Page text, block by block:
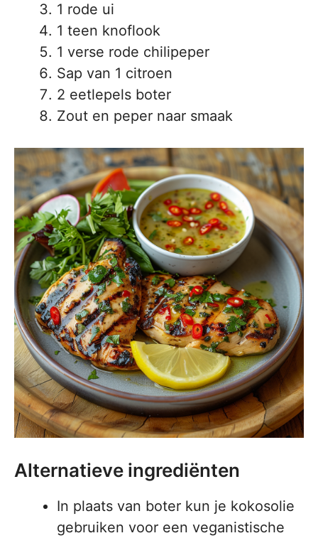
1 rode ui
1 teen knoflook
1 verse rode chilipeper
Sap van 1 citroen
2 eetlepels boter
Zout en peper naar smaak
Alternatieve ingrediënten
In plaats van boter kun je kokosolie
gebruiken voor een veganistische